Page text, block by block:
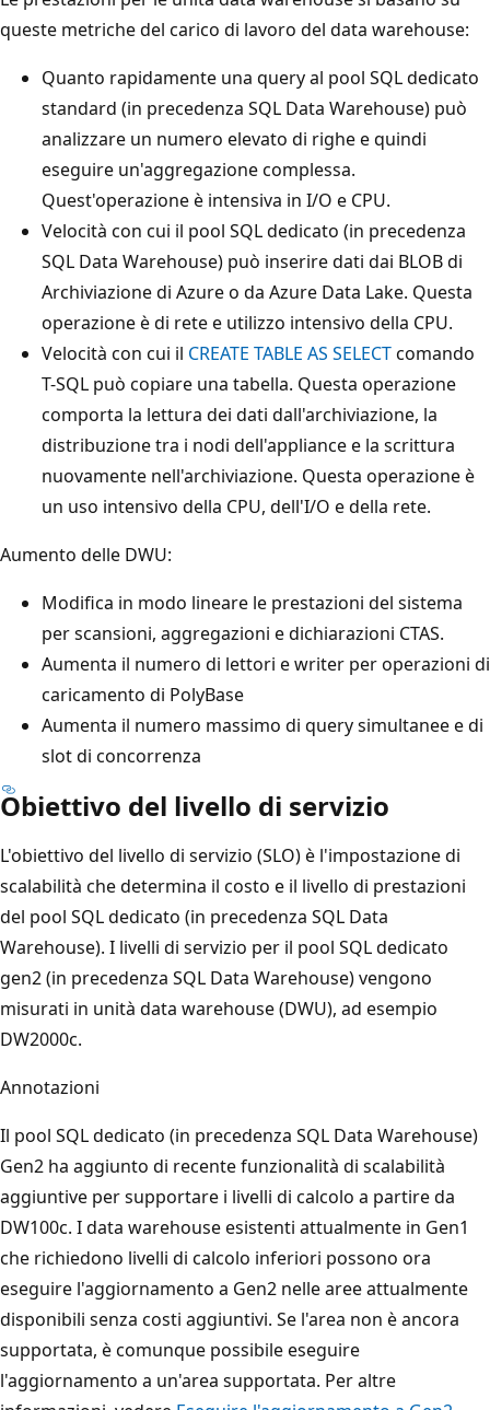
queste metriche del carico di lavoro del data warehouse:
Quanto rapidamente una query al pool SQL dedicato
standard (in precedenza SQL Data Warehouse) può
analizzare un numero elevato di righe e quindi
eseguire un'aggregazione complessa.
Quest'operazione è intensiva in I/O e CPU.
Velocità con cui il pool SQL dedicato (in precedenza
SQL Data Warehouse) può inserire dati dai BLOB di
Archiviazione di Azure o da Azure Data Lake. Questa
operazione è di rete e utilizzo intensivo della CPU.
Velocità con cui il CREATE TABLE AS SELECTcomando
T-SQL può copiare una tabella. Questa operazione
comporta la lettura dei dati dall'archiviazione, la
distribuzione tra i nodi dell'appliance e la scrittura
nuovamente nell'archiviazione. Questa operazione è
un uso intensivo della CPU, dell'I/O e della rete.
Aumento delle DWU:
Modifica in modo lineare le prestazioni del sistema
per scansioni, aggregazioni e dichiarazioni CTAS.
Aumenta il numero di lettori e writer per operazioni di
caricamento di PolyBase
Aumenta il numero massimo di query simultanee e di
slot di concorrenza
Obiettivo del livello di servizio
L'obiettivo del livello di servizio (SLO) è l'impostazione di
scalabilità che determina il costo e il livello di prestazioni
del pool SQL dedicato (in precedenza SQL Data
Warehouse). I livelli di servizio per il pool SQL dedicato
gen2 (in precedenza SQL Data Warehouse) vengono
misurati in unità data warehouse (DWU), ad esempio
DW2000c.
Annotazioni
Il pool SQL dedicato (in precedenza SQL Data Warehouse)
Gen2 ha aggiunto di recente funzionalità di scalabilità
aggiuntive per supportare i livelli di calcolo a partire da
DW100c. I data warehouse esistenti attualmente in Gen1
che richiedono livelli di calcolo inferiori possono ora
eseguire l'aggiornamento a Gen2 nelle aree attualmente
disponibili senza costi aggiuntivi. Se l'area non è ancora
supportata, è comunque possibile eseguire
l'aggiornamento a un'area supportata. Per altre